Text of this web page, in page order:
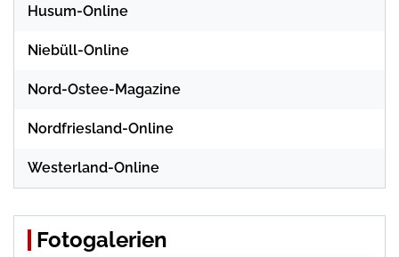
Husum-Online
Niebüll-Online
Nord-Ostee-Magazine
Nordfriesland-Online
Westerland-Online
Fotogalerien